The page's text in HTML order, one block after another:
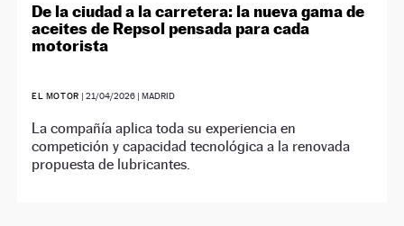
De la ciudad a la carretera: la nueva gama de
aceites de Repsol pensada para cada
motorista
EL MOTOR | 21/04/2026| MADRID
La compañía aplica toda su experiencia en
competición y capacidad tecnológica a la renovada
propuesta de lubricantes.